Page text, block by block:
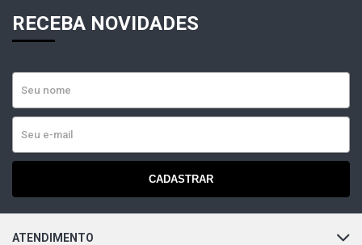
RECEBA NOVIDADES
CADASTRAR
ATENDIMENTO